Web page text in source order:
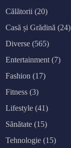
Călătorii (20)
Casă și Grădină (24)
Diverse (565)
Entertainment (7)
Fashion (17)
Fitness (3)
Lifestyle (41)
Sănătate (15)
Tehnologie (15)